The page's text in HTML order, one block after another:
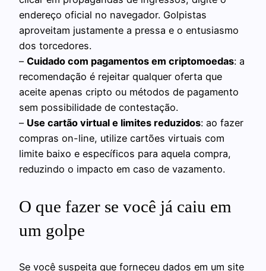
endereço oficial no navegador. Golpistas
aproveitam justamente a pressa e o entusiasmo
dos torcedores.
– Cuidado com pagamentos em criptomoedas: a
recomendação é rejeitar qualquer oferta que
aceite apenas cripto ou métodos de pagamento
sem possibilidade de contestação.
– Use cartão virtual e limites reduzidos: ao fazer
compras on-line, utilize cartões virtuais com
limite baixo e específicos para aquela compra,
reduzindo o impacto em caso de vazamento.
O que fazer se você já caiu em
um golpe
Se você suspeita que forneceu dados em um site